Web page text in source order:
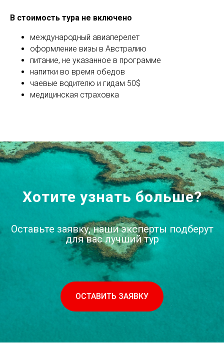
В стоимость тура не включено
международный авиаперелет
оформление визы в Австралию
питание, не указанное в программе
напитки во время обедов
чаевые водителю и гидам 50$
медицинская страховка
Хотите узнать больше?
Оставьте заявку, наши эксперты подберут
для вас лучший тур
ОСТАВИТЬ ЗАЯВКУ